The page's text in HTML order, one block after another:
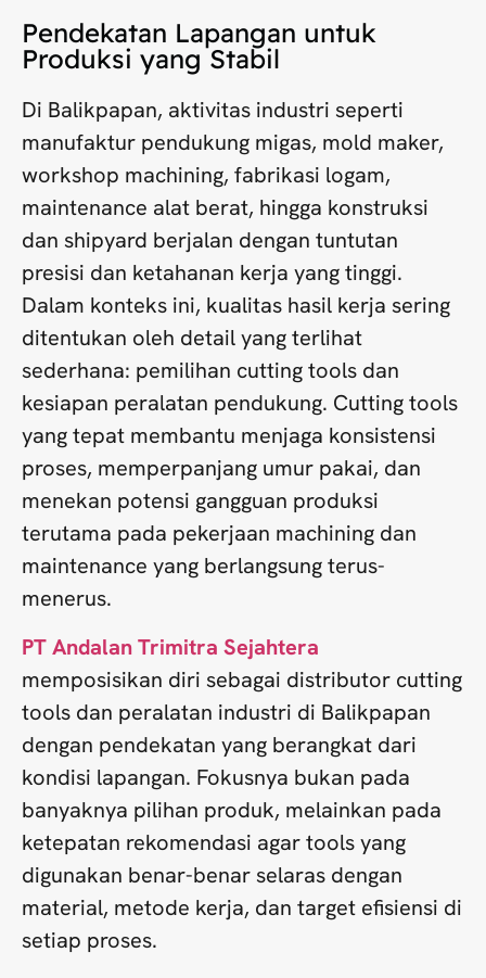
Pendekatan Lapangan untuk
Produksi yang Stabil
Di Balikpapan, aktivitas industri seperti
manufaktur pendukung migas, mold maker,
workshop machining, fabrikasi logam,
maintenance alat berat, hingga konstruksi
dan shipyard berjalan dengan tuntutan
presisi dan ketahanan kerja yang tinggi.
Dalam konteks ini, kualitas hasil kerja sering
ditentukan oleh detail yang terlihat
sederhana: pemilihan cutting tools dan
kesiapan peralatan pendukung. Cutting tools
yang tepat membantu menjaga konsistensi
proses, memperpanjang umur pakai, dan
menekan potensi gangguan produksi
terutama pada pekerjaan machining dan
maintenance yang berlangsung terus-
menerus.
PT Andalan Trimitra Sejahtera
memposisikan diri sebagai distributor cutting
tools dan peralatan industri di Balikpapan
dengan pendekatan yang berangkat dari
kondisi lapangan. Fokusnya bukan pada
banyaknya pilihan produk, melainkan pada
ketepatan rekomendasi agar tools yang
digunakan benar-benar selaras dengan
material, metode kerja, dan target efisiensi di
setiap proses.